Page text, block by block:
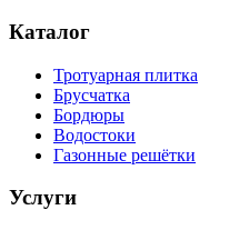
Каталог
Тротуарная плитка
Брусчатка
Бордюры
Водостоки
Газонные решётки
Услуги